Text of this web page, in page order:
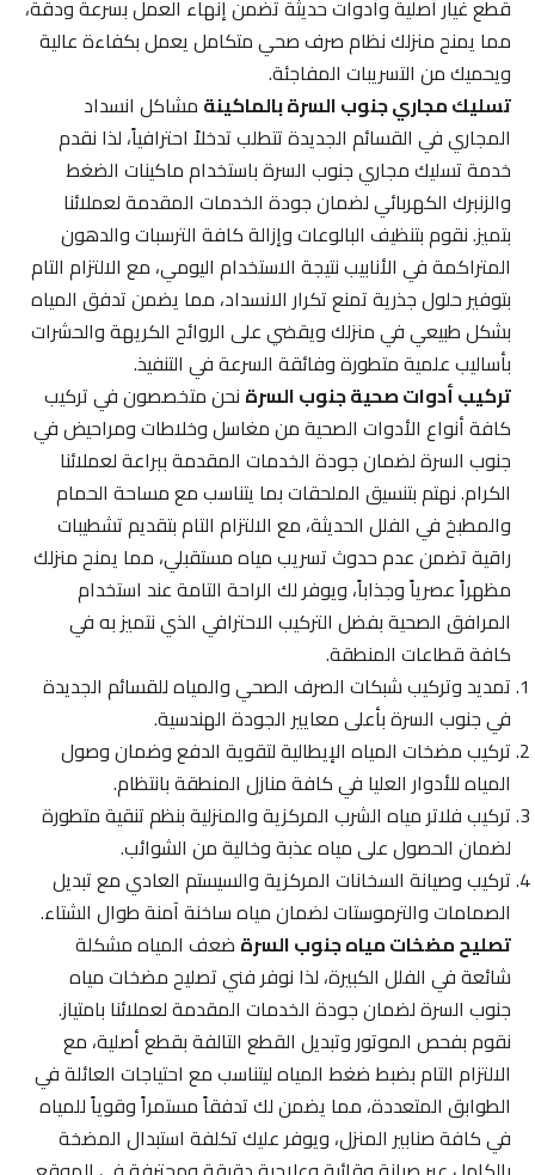
قطع غيار أصلية وأدوات حديثة تضمن إنهاء العمل بسرعة ودقة،
مما يمنح منزلك نظام صرف صحي متكامل يعمل بكفاءة عالية
ويحميك من التسريبات المفاجئة.
تسليك مجاري جنوب السرة بالماكينةمشاكل انسداد
المجاري في القسائم الجديدة تتطلب تدخلاً احترافياً، لذا نقدم
خدمة تسليك مجاري جنوب السرة باستخدام ماكينات الضغط
والزنبرك الكهربائي لضمان جودة الخدمات المقدمة لعملائنا
بتميز. نقوم بتنظيف البالوعات وإزالة كافة الترسبات والدهون
المتراكمة في الأنابيب نتيجة الاستخدام اليومي، مع الالتزام التام
بتوفير حلول جذرية تمنع تكرار الانسداد، مما يضمن تدفق المياه
بشكل طبيعي في منزلك ويقضي على الروائح الكريهة والحشرات
بأساليب علمية متطورة وفائقة السرعة في التنفيذ.
تركيب أدوات صحية جنوب السرةنحن متخصصون في تركيب
كافة أنواع الأدوات الصحية من مغاسل وخلاطات ومراحيض في
جنوب السرة لضمان جودة الخدمات المقدمة ببراعة لعملائنا
الكرام. نهتم بتنسيق الملحقات بما يتناسب مع مساحة الحمام
والمطبخ في الفلل الحديثة، مع الالتزام التام بتقديم تشطيبات
راقية تضمن عدم حدوث تسريب مياه مستقبلي، مما يمنح منزلك
مظهراً عصرياً وجذاباً، ويوفر لك الراحة التامة عند استخدام
المرافق الصحية بفضل التركيب الاحترافي الذي نتميز به في
كافة قطاعات المنطقة.
تمديد وتركيب شبكات الصرف الصحي والمياه للقسائم الجديدة
في جنوب السرة بأعلى معايير الجودة الهندسية.
تركيب مضخات المياه الإيطالية لتقوية الدفع وضمان وصول
المياه للأدوار العليا في كافة منازل المنطقة بانتظام.
تركيب فلاتر مياه الشرب المركزية والمنزلية بنظم تنقية متطورة
لضمان الحصول على مياه عذبة وخالية من الشوائب.
تركيب وصيانة السخانات المركزية والسيستم العادي مع تبديل
الصمامات والترموستات لضمان مياه ساخنة آمنة طوال الشتاء.
تصليح مضخات مياه جنوب السرةضعف المياه مشكلة
شائعة في الفلل الكبيرة، لذا نوفر فني تصليح مضخات مياه
جنوب السرة لضمان جودة الخدمات المقدمة لعملائنا بامتياز.
نقوم بفحص الموتور وتبديل القطع التالفة بقطع أصلية، مع
الالتزام التام بضبط ضغط المياه ليتناسب مع احتياجات العائلة في
الطوابق المتعددة، مما يضمن لك تدفقاً مستمراً وقوياً للمياه
في كافة صنابير المنزل، ويوفر عليك تكلفة استبدال المضخة